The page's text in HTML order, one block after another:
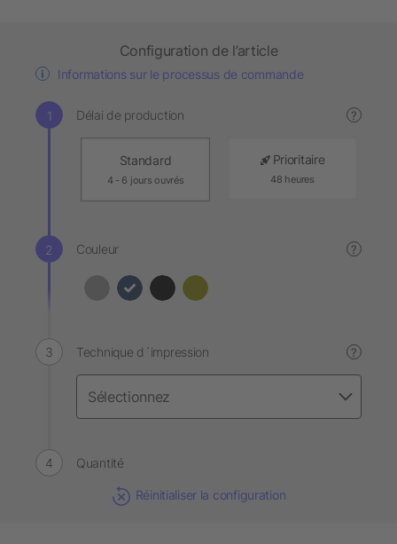
Configuration de l’article
Informations sur le processus de commande
Délai de production ?
Standard
4 - 6 jours ouvrés
Prioritaire
48 heures
Couleur ?
Technique d´impression ?
Quantité
Réinitialiser la configuration